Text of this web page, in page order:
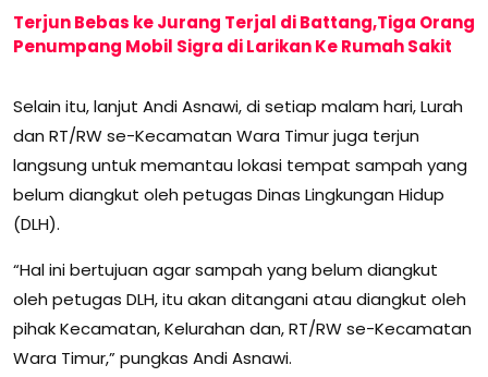
Terjun Bebas ke Jurang Terjal di Battang,Tiga Orang
Penumpang Mobil Sigra di Larikan Ke Rumah Sakit
Selain itu, lanjut Andi Asnawi, di setiap malam hari, Lurah
dan RT/RW se-Kecamatan Wara Timur juga terjun
langsung untuk memantau lokasi tempat sampah yang
belum diangkut oleh petugas Dinas Lingkungan Hidup
(DLH).
“Hal ini bertujuan agar sampah yang belum diangkut
oleh petugas DLH, itu akan ditangani atau diangkut oleh
pihak Kecamatan, Kelurahan dan, RT/RW se-Kecamatan
Wara Timur,” pungkas Andi Asnawi.